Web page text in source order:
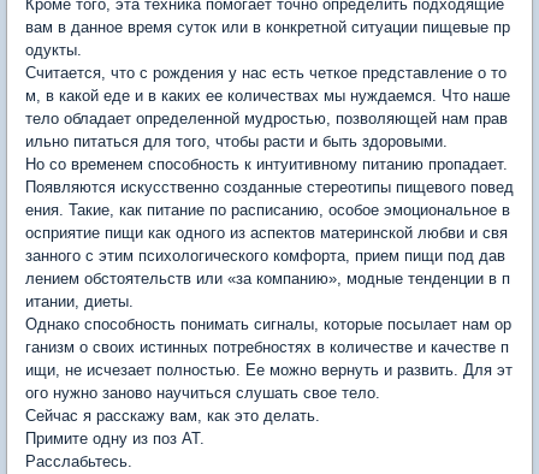
Кроме того, эта техника помогает точно определить подходящие
вам в данное время суток или в конкретной ситуации пищевые пр
одукты.
Считается, что с рождения у нас есть четкое представление о то
м, в какой еде и в каких ее количествах мы нуждаемся. Что наше
тело обладает определенной мудростью, позволяющей нам прав
ильно питаться для того, чтобы расти и быть здоровыми.
Но со временем способность к интуитивному питанию пропадает.
Появляются искусственно созданные стереотипы пищевого повед
ения. Такие, как питание по расписанию, особое эмоциональное в
осприятие пищи как одного из аспектов материнской любви и свя
занного с этим психологического комфорта, прием пищи под дав
лением обстоятельств или «за компанию», модные тенденции в п
итании, диеты.
Однако способность понимать сигналы, которые посылает нам ор
ганизм о своих истинных потребностях в количестве и качестве п
ищи, не исчезает полностью. Ее можно вернуть и развить. Для эт
ого нужно заново научиться слушать свое тело.
Сейчас я расскажу вам, как это делать.
Примите одну из поз АТ.
Расслабьтесь.